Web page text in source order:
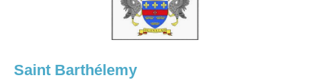
Saint Barthélemy